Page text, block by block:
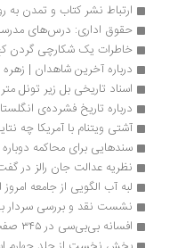
ارتباط نشر کتاب و تمدن به روایت
حقوق اداری: درس‌های مدرسه
خاطرات یک شکارچی گردن کج در
درباره آخرین شاهدان | زهره مسکنی
اسناد تاریخی بل زیر تونل مترو رفت!
درباره تاریخ فشرده‌ی انگلستان:
آشتی ویتنام با آمریکا چه نتایجی
سندهایی برای محاکمه دوباره شیخ
نظریه عدالت جان رالز در گفت‌وگو
لبه آب الگویی از جامعه امروز است
نشست نقد و بررسی سردار بی‌بی
افسانه بی‌بی‌سی در ۳۴۵ صفحه منتشر شد